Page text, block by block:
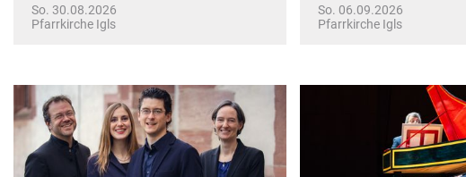
So. 30.08.2026
Pfarrkirche Igls
So. 06.09.2026
Pfarrkirche Igls